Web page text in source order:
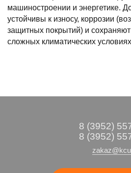
машиностроении и энергетике.
устойчивы к износу, коррозии
защитных покрытий) и
сложных климатических
8 (3952)
8 (3952)